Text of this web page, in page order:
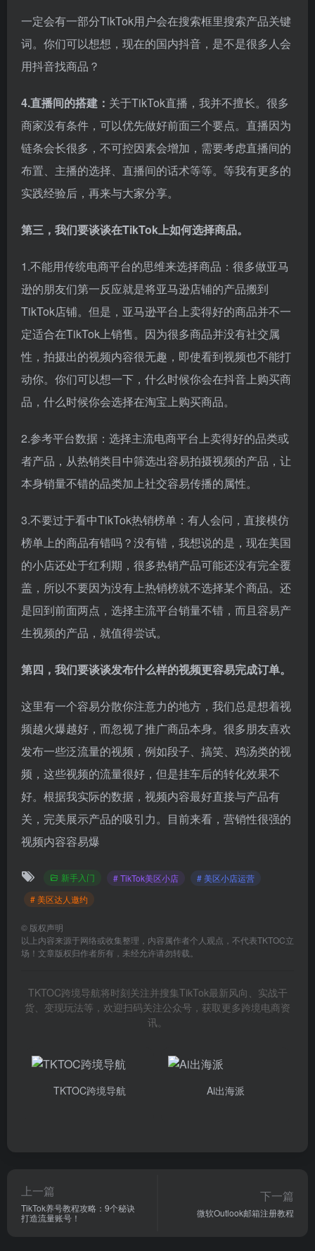
一定会有一部分TikTok用户会在搜索框里搜索产品关键
词。你们可以想想，现在的国内抖音，是不是很多人会
用抖音找商品？
4.直播间的搭建： 关于TikTok直播，我并不擅长。很多
商家没有条件，可以优先做好前面三个要点。直播因为
链条会长很多，不可控因素会增加，需要考虑直播间的
布置、主播的选择、直播间的话术等等。等我有更多的
实践经验后，再来与大家分享。
第三，我们要谈谈在TikTok上如何选择商品。
1.不能用传统电商平台的思维来选择商品：很多做亚马
逊的朋友们第一反应就是将亚马逊店铺的产品搬到
TikTok店铺。但是，亚马逊平台上卖得好的商品并不一
定适合在TikTok上销售。因为很多商品并没有社交属
性，拍摄出的视频内容很无趣，即使看到视频也不能打
动你。你们可以想一下，什么时候你会在抖音上购买商
品，什么时候你会选择在淘宝上购买商品。
2.参考平台数据：选择主流电商平台上卖得好的品类或
者产品，从热销类目中筛选出容易拍摄视频的产品，让
本身销量不错的品类加上社交容易传播的属性。
3.不要过于看中TikTok热销榜单：有人会问，直接模仿
榜单上的商品有错吗？没有错，我想说的是，现在美国
的小店还处于红利期，很多热销产品可能还没有完全覆
盖，所以不要因为没有上热销榜就不选择某个商品。还
是回到前面两点，选择主流平台销量不错，而且容易产
生视频的产品，就值得尝试。
第四，我们要谈谈发布什么样的视频更容易完成订单。
这里有一个容易分散你注意力的地方，我们总是想着视
频越火爆越好，而忽视了推广商品本身。很多朋友喜欢
发布一些泛流量的视频，例如段子、搞笑、鸡汤类的视
频，这些视频的流量很好，但是挂车后的转化效果不
好。根据我实际的数据，视频内容最好直接与产品有
关，完美展示产品的吸引力。目前来看，营销性很强的
视频内容容易爆
新手入门 # TikTok美区小店
# 美区小店运营
# 美区达人邀约
© 版权声明
以上内容来源于网络或收集整理，内容属作者个人观点，不代表TKTOC立
场！文章版权归作者所有，未经允许请勿转载。
TKTOC跨境导航将时刻关注并搜集TikTok最新风向、实战干
货、变现玩法等，欢迎扫码关注公众号，获取更多跨境电商资
讯。
TKTOC跨境导航 Ai出海派
上一篇
TikTok养号教程攻略：9个秘诀
打造流量账号！
下一篇
微软Outlook邮箱注册教程